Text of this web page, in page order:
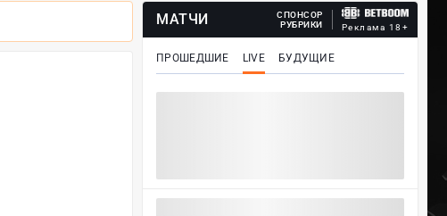
МАТЧИ
СПОНСОР
РУБРИКИ
Реклама 18+
ПРОШЕДШИЕ LIVE БУДУЩИЕ